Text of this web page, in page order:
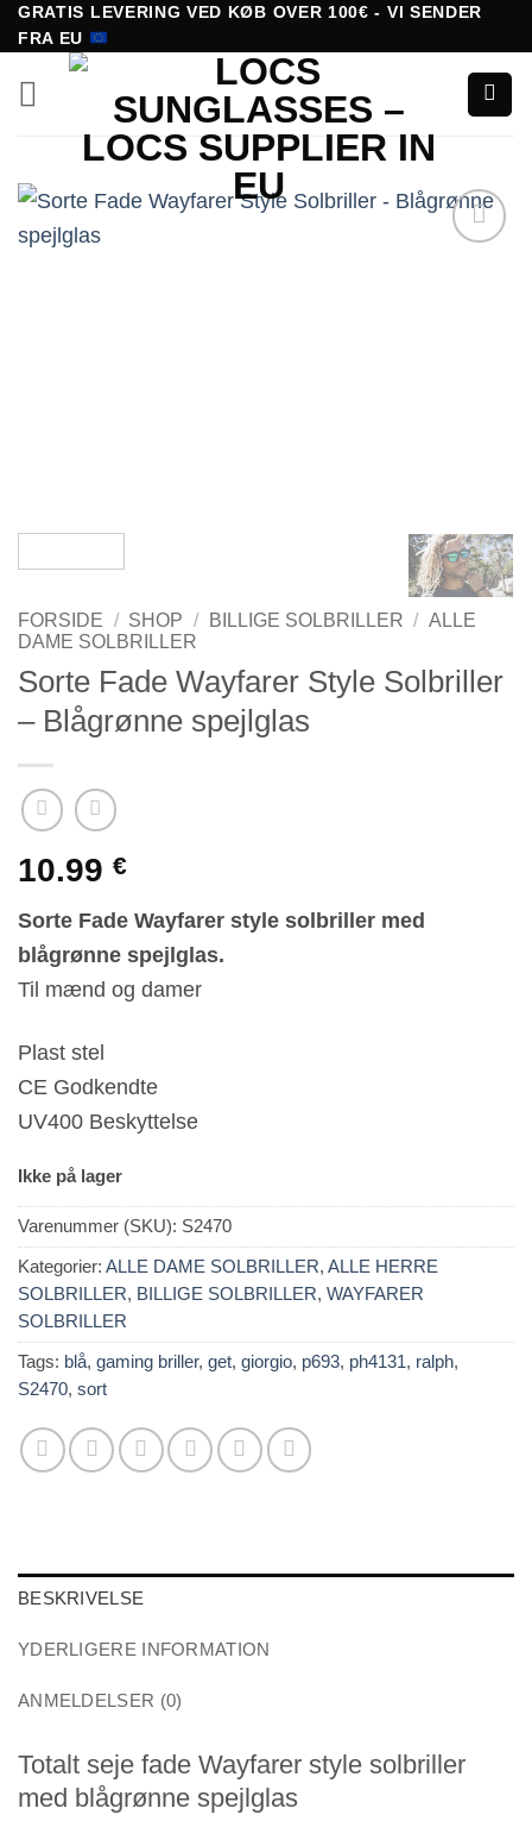
Fortsæt
til
indhold
GRATIS LEVERING VED KØB OVER 100€ - VI SENDER
FRA EU
FORSIDE / SHOP / BILLIGE SOLBRILLER / ALLE
DAME SOLBRILLER
Sorte Fade Wayfarer Style Solbriller
– Blågrønne spejlglas
10.99 €
Sorte Fade Wayfarer style solbriller med
blågrønne spejlglas.
Til mænd og damer
Plast stel
CE Godkendte
UV400 Beskyttelse
Ikke på lager
Varenummer (SKU): S2470
Kategorier: ALLE DAME SOLBRILLER, ALLE HERRE
SOLBRILLER, BILLIGE SOLBRILLER, WAYFARER
SOLBRILLER
Tags: blå, gaming briller, get, giorgio, p693, ph4131, ralph,
S2470, sort
BESKRIVELSE
YDERLIGERE INFORMATION
ANMELDELSER (0)
Totalt seje fade Wayfarer style solbriller
med blågrønne spejlglas